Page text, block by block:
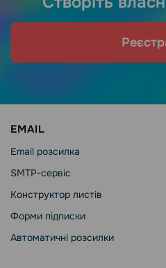
EMAIL
Email розсилка
SMTP-сервіс
Конструктор листів
Форми підписки
Автоматичні розсилки